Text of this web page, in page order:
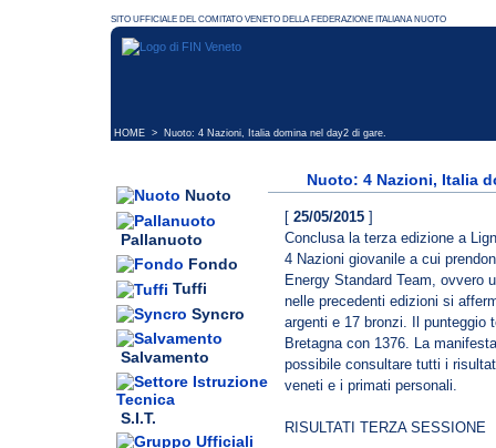
HOME > Nuoto: 4 Nazioni, Italia domina nel day2 di gare.
Nuoto
Pallanuoto
Fondo
Tuffi
Syncro
Salvamento
S.I.T.
Nuoto: 4 Nazioni, Italia
[ 25/05/2015 ]
Conclusa la terza edizione a
4 Nazioni giovanile a cui
Energy Standard Team, ovvero
nelle precedenti edizioni si
argenti e 17 bronzi. Il punteggio
Bretagna con 1376. La
possibile consultare tutti i
veneti e i primati personali.
RISULTATI TERZA SESSIONE